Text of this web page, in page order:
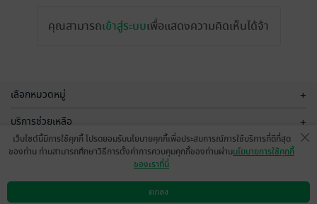
คุณสามารถเข้าสู่ระบบเพื่อแสดงความคิดเห็นได้จ้า
เลือกหมวดหมู่ +
บริการช่วยเหลือ +
เกี่ยวกับเรา
ดาวน์โหลดแอป วิธีการใช้งาน ติดต่อเรา
เว็บไซต์นี้มีการใช้คุกกี้ โปรดยอมรับนโยบายคุกกี้เพื่อประสบการณ์การใช้บริการที่ดีที่สุด
ของท่าน ท่านสามารถศึกษาวิธีการตั้งค่าการควบคุมคุกกี้ของท่านผ่านนโยบายการใช้คุกกี้
ของเราที่นี่
ตกลง